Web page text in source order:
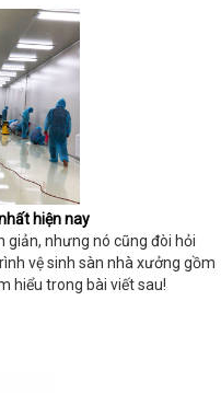
hiện nay
giản, nhưng nó cũng đòi hỏi
vệ sinh sàn nhà xưởng gồm
hiểu trong bài viết sau!